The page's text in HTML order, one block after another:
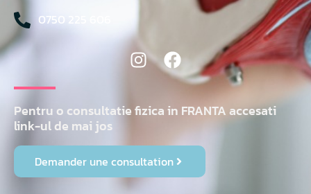
0750 225 606
Pentru o consultatie fizica in FRANTA accesati
link-ul de mai jos
Demander une consultation